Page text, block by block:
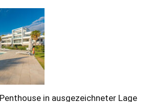
in ausgezeichneter Lage